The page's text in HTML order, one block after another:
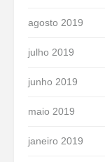
agosto 2019
julho 2019
junho 2019
maio 2019
janeiro 2019